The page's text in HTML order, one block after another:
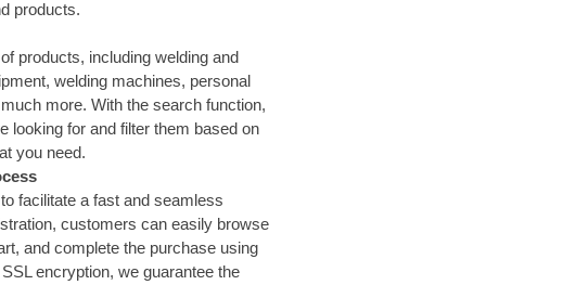
products.
products, including welding and
welding machines, personal
more. With the search function,
looking for and filter them based on
you need.
facilitate a fast and seamless
customers can easily browse
and complete the purchase using
encryption, we guarantee the